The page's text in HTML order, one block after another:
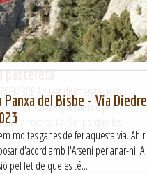
pastereta
Aquest diumenge hem
Vilafranca de quedar-nos per
arrecerat i al Sol perquè les
del Bisbe - Via Diedre
moltes ganes de fer aquesta via. Ahir
d'acord amb l'Arseni per anar-hi. A
pel fet de que es té...